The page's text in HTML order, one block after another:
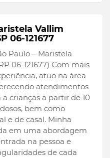
Vallim
06-121677
Paulo – Maristela
06-121677) Com mais
atuo na área
atendimentos
crianças a partir de 10
bem como
e de casal. Minha
em uma abordagem
na pessoa e
de cada